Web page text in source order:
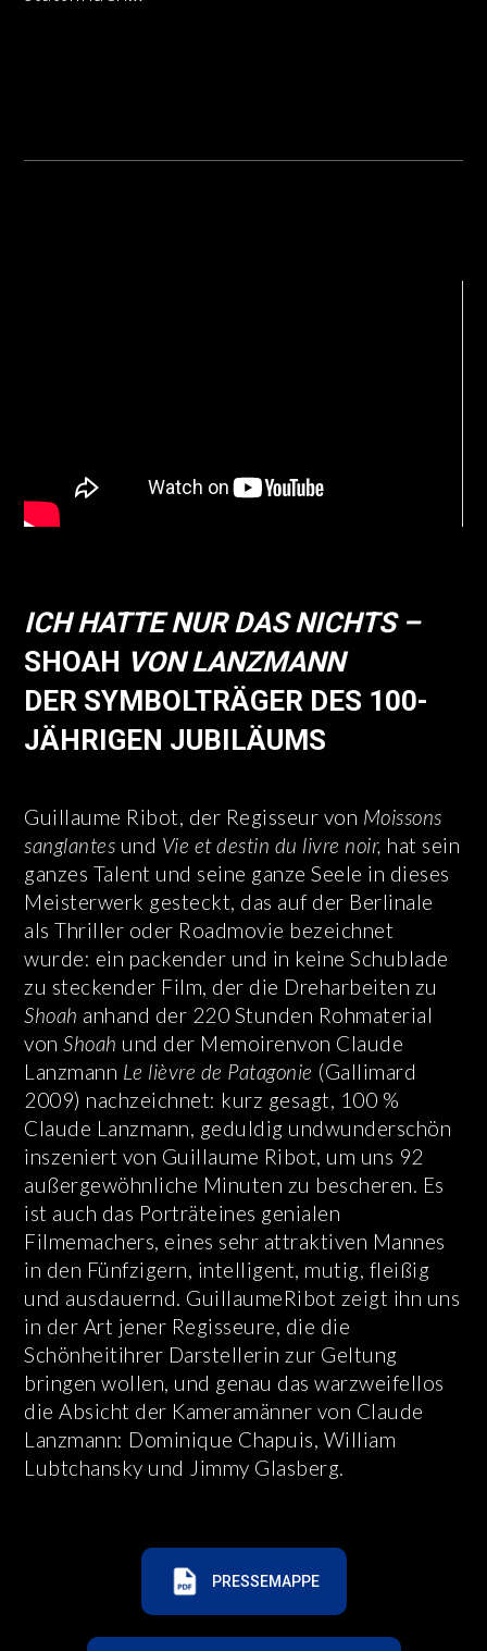
ICH HATTE NUR DAS NICHTS –
SHOAH VON LANZMANN
DER SYMBOLTRÄGER DES 100-
JÄHRIGEN JUBILÄUMS
Guillaume Ribot, der Regisseur von Moissons
sanglantes und Vie et destin du livre noir, hat sein
ganzes Talent und seine ganze Seele in dieses
Meisterwerk gesteckt, das auf der Berlinale
als Thriller oder Roadmovie bezeichnet
wurde: ein packender und in keine Schublade
zu steckender Film, der die Dreharbeiten zu
Shoah anhand der 220 Stunden Rohmaterial
vonShoah und der Memoirenvon Claude
Lanzmann Le lièvre de Patagonie (Gallimard
2009) nachzeichnet: kurz gesagt, 100 %
Claude Lanzmann, geduldig undwunderschön
inszeniert von Guillaume Ribot, um uns 92
außergewöhnliche Minuten zu bescheren. Es
ist auch das Porträteines genialen
Filmemachers, eines sehr attraktiven Mannes
in den Fünfzigern, intelligent, mutig, fleißig
und ausdauernd. GuillaumeRibot zeigt ihn uns
in der Art jener Regisseure, die die
Schönheitihrer Darstellerin zur Geltung
bringen wollen, und genau das warzweifellos
die Absicht der Kameramänner von Claude
Lanzmann: Dominique Chapuis, William
Lubtchansky und Jimmy Glasberg.
PRESSEMAPPE